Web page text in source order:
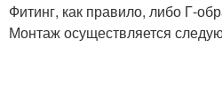
Фитинг, как правило, либо Г-
Монтаж осуществляется